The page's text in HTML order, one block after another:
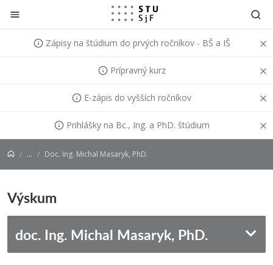
Prejsť na obsah
Zápisy na štúdium do prvých ročníkov - BŠ a IŠ
Prípravný kurz
E-zápis do vyšších ročníkov
Prihlášky na Bc., Ing. a PhD. štúdium
... Doc. Ing. Michal Masaryk, PhD.
Výskum
doc. Ing. Michal Masaryk, PhD.